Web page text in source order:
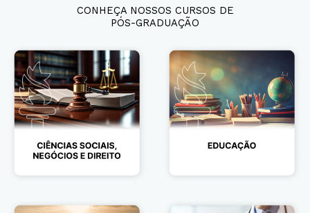
CONHEÇA NOSSOS CURSOS DE
PÓS-GRADUAÇÃO